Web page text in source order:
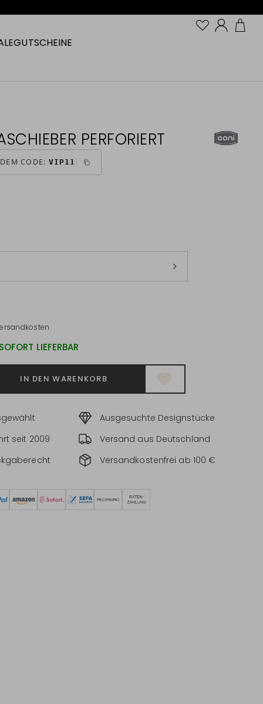
Konto
GUTSCHEINE
PERFORIERT
CODE: VIP11
LIEFERBAR
IN DEN WARENKORB
Ausgesuchte Designstücke
seit 2009
Versand aus Deutschland
Versandkostenfrei ab 100 €